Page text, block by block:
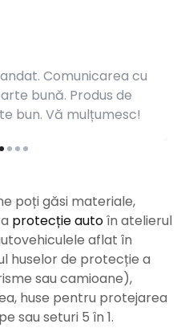
Comunicarea cu
bună. Produs de
bun. Vă mulțumesc!
poți găsi materiale,
protecție autoîn atelierul
aflat în
huselor de protecție a
sau camioane),
huse pentru protejarea
sau seturi 5 în 1.